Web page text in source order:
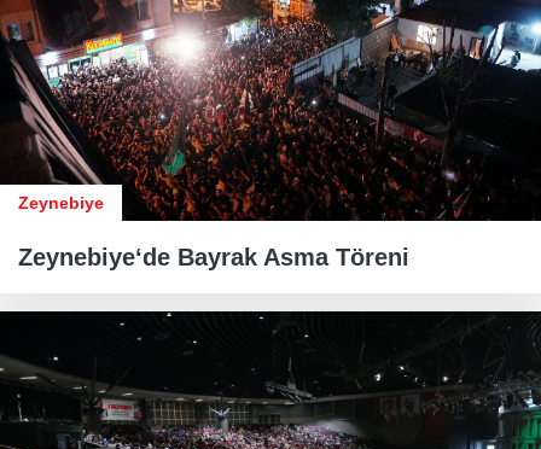
Zeynebiye
Zeynebiye‘de Bayrak Asma Töreni